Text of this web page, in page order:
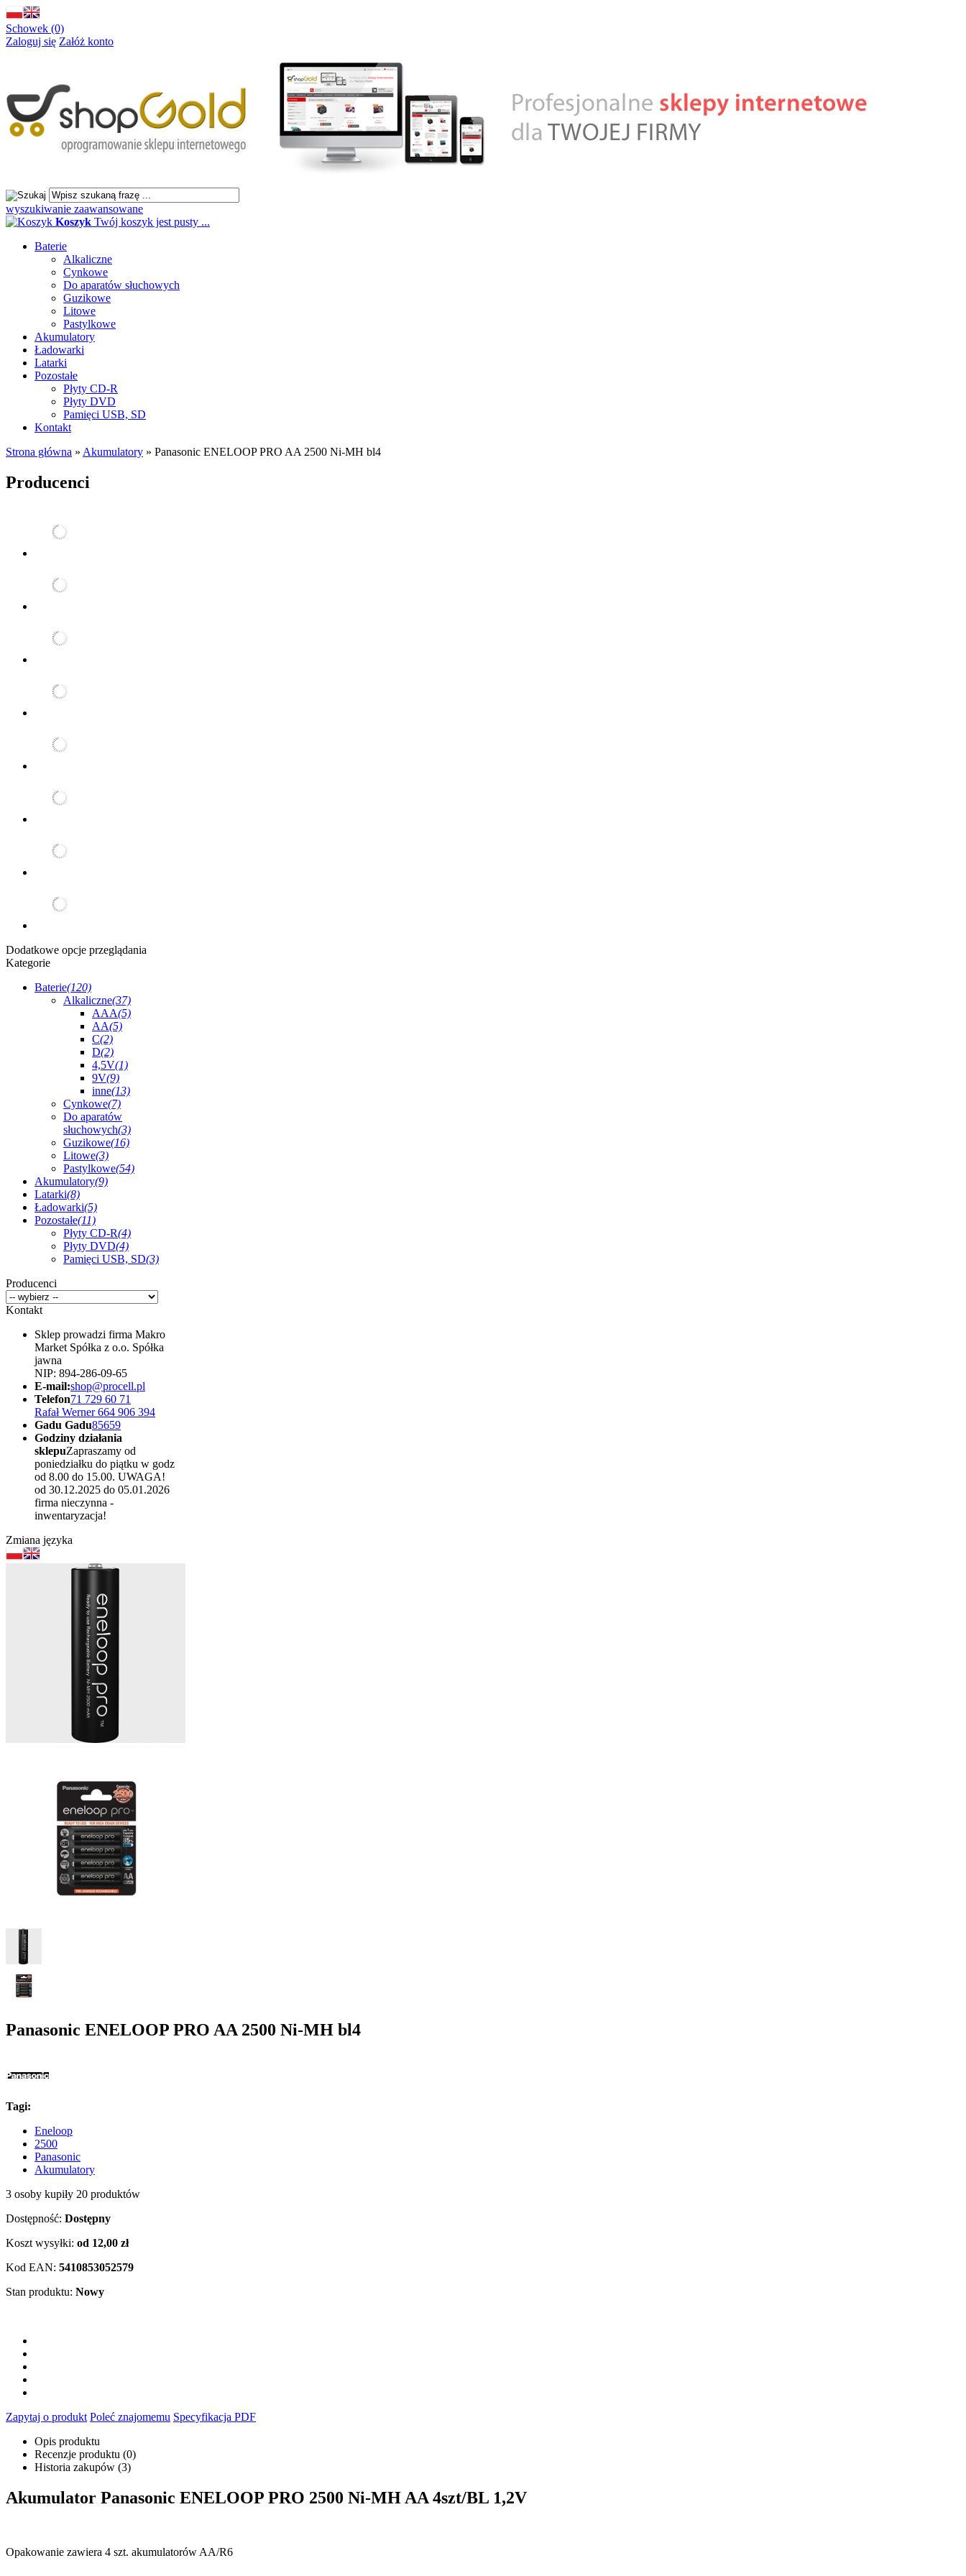
Schowek (0)
Zaloguj się Załóż konto
wyszukiwanie zaawansowane
Koszyk Twój koszyk jest pusty ...
Baterie
Alkaliczne
Cynkowe
Do aparatów słuchowych
Guzikowe
Litowe
Pastylkowe
Akumulatory
Ładowarki
Latarki
Pozostałe
Płyty CD-R
Płyty DVD
Pamięci USB, SD
Kontakt
Strona główna » Akumulatory » Panasonic ENELOOP PRO AA 2500 Ni-MH bl4
Producenci
Dodatkowe opcje przeglądania
Kategorie
Baterie(120)
Alkaliczne(37)
AAA(5)
AA(5)
C(2)
D(2)
4,5V(1)
9V(9)
inne(13)
Cynkowe(7)
Do aparatów
słuchowych(3)
Guzikowe(16)
Litowe(3)
Pastylkowe(54)
Akumulatory(9)
Latarki(8)
Ładowarki(5)
Pozostałe(11)
Płyty CD-R(4)
Płyty DVD(4)
Pamięci USB, SD(3)
Producenci
Kontakt
Sklep prowadzi firma Makro
Market Spółka z o.o. Spółka
jawna
NIP: 894-286-09-65
E-mail:shop@procell.pl
Telefon71 729 60 71
Rafał Werner 664 906 394
Gadu Gadu85659
Godziny działania
sklepuZapraszamy od
poniedziałku do piątku w godz
od 8.00 do 15.00. UWAGA!
od 30.12.2025 do 05.01.2026
firma nieczynna -
inwentaryzacja!
Zmiana języka
Panasonic ENELOOP PRO AA 2500 Ni-MH bl4
Tagi:
Eneloop
2500
Panasonic
Akumulatory
3 osoby kupiły 20 produktów
Dostępność: Dostępny
Koszt wysyłki: od 12,00 zł
Kod EAN: 5410853052579
Stan produktu: Nowy
Zapytaj o produkt Poleć znajomemu Specyfikacja PDF
Opis produktu
Recenzje produktu (0)
Historia zakupów (3)
Akumulator Panasonic ENELOOP PRO 2500 Ni-MH AA 4szt/BL 1,2V
Opakowanie zawiera 4 szt. akumulatorów AA/R6